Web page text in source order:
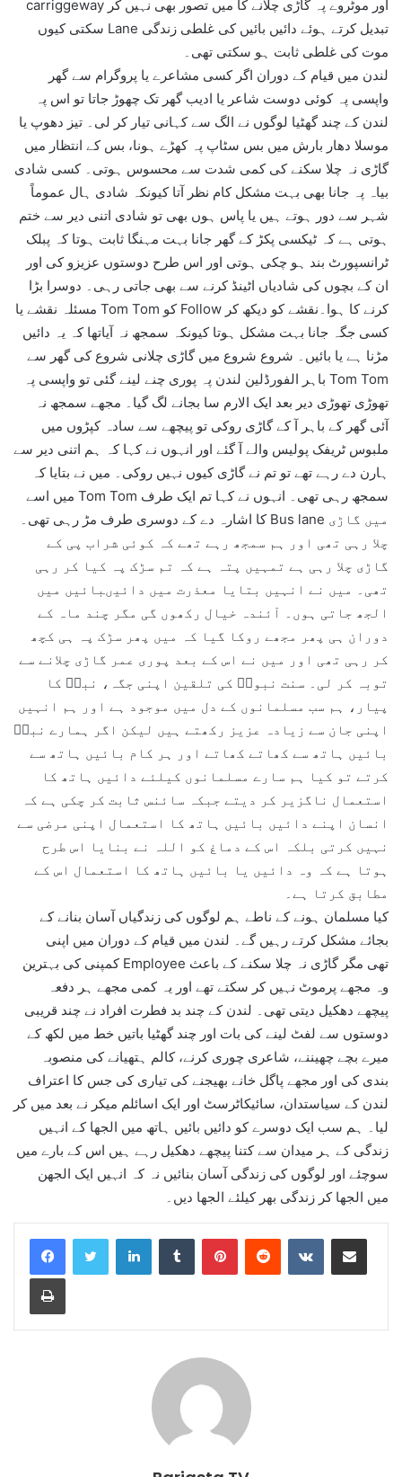
carriggeway اور موٹروے پہ گاڑی چلانے کا میں تصور بھی نہیں کر
سکتی کیوں Lane تبدیل کرتے ہوئے دائیں بائیں کی غلطی زندگی
موت کی غلطی ثابت ہو سکتی تھی۔
لندن میں قیام کے دوران اگر کسی مشاعرے یا پروگرام سے گھر
واپسی پہ کوئی دوست شاعر یا ادیب گھر تک چھوڑ جاتا تو اس پہ
لندن کے چند گھٹیا لوگوں نے الگ سے کہانی تیار کر لی۔ تیز دھوپ یا
موسلا دھار بارش میں بس سٹاپ پہ کھڑے ہونا، بس کے انتظار میں
گاڑی نہ چلا سکنے کی کمی شدت سے محسوس ہوتی۔ کسی شادی
بیاہ پہ جانا بھی بہت مشکل کام نظر آتا کیونکہ شادی ہال عموماً
شہر سے دور ہوتے ہیں یا پاس ہوں بھی تو شادی اتنی دیر سے ختم
ہوتی ہے کہ ٹیکسی پکڑ کے گھر جانا بہت مہنگا ثابت ہوتا کہ پبلک
ٹرانسپورٹ بند ہو چکی ہوتی اور اس طرح دوستوں عزیزو کی اور
ان کے بچوں کی شادیاں اٹینڈ کرنے سے بھی جاتی رہی۔ دوسرا بڑا
مسئلہ نقشے یا Tom Tom کو Follow کرنے کا ہوا۔نقشے کو دیکھ کر
کسی جگہ جانا بہت مشکل ہوتا کیونکہ سمجھ نہ آیاتھا کہ یہ دائیں
مڑنا ہے یا بائیں۔ شروع شروع میں گاڑی چلانی شروع کی گھر سے
باہر الفورڈلین لندن پہ پوری چنے لینے گئی تو واپسی پہ Tom Tom
تھوڑی تھوڑی دیر بعد ایک الارم سا بجانے لگ گیا۔ مجھے سمجھ نہ
آئی گھر کے باہر آ کے گاڑی روکی تو پیچھے سے سادہ کپڑوں میں
ملبوس ٹریفک پولیس والے آ گئے اور انہوں نے کہا کہ ہم اتنی دیر سے
ہارن دے رہے تھے تو تم نے گاڑی کیوں نہیں روکی۔ میں نے بتایا کہ
میں اسے Tom Tom سمجھ رہی تھی۔ انہوں نے کہا تم ایک طرف
کا اشارہ دے کے دوسری طرف مڑ رہی تھی۔ Bus lane میں گاڑی
چلا رہی تھی اور ہم سمجھ رہے تھے کہ کوئی شراب پی کے
گاڑی چلا رہی ہے تمہیں پتہ ہے کہ تم سڑک پہ کیا کر رہی
تھی۔ میں نے انہیں بتایا معذرت میں دائیںبائیں میں
الجھ جاتی ہوں۔ آئندہ خیال رکھوں گی مگر چند ماہ کے
دوران ہی پھر مجھے روکا گیا کہ میں پھر سڑک پہ ہی کچھ
کر رہی تھی اور میں نے اس کے بعد پوری عمر گاڑی چلانے سے
توبہ کر لی۔ سنت نبویۖ کی تلقین اپنی جگہ، نبیۖ کا
پیار، ہم سب مسلمانوں کے دل میں موجود ہے اور ہم انہیں
اپنی جان سے زیادہ عزیز رکھتے ہیں لیکن اگر ہمارے نبیۖ
بائیں ہاتھ سے کھاتے کھاتے اور ہر کام بائیں ہاتھ سے
کرتے تو کیا ہم سارے مسلمانوں کیلئے دائیں ہاتھ کا
استعمال ناگزیر کر دیتے جبکہ سائنس ثابت کر چکی ہے کہ
انسان اپنے دائیں بائیں ہاتھ کا استعمال اپنی مرضی سے
نہیں کرتی بلکہ اس کے دماغ کو اللہ نے بنایا اس طرح
ہوتا ہے کہ وہ دائیں یا بائیں ہاتھ کا استعمال اس کے
مطابق کرتا ہے۔
کیا مسلمان ہونے کے ناطے ہم لوگوں کی زندگیاں آسان بنانے کے
بجائے مشکل کرتے رہیں گے۔ لندن میں قیام کے دوران میں اپنی
کمپنی کی بہترین Employee تھی مگر گاڑی نہ چلا سکنے کے باعث
وہ مجھے پرموٹ نہیں کر سکتے تھے اور یہ کمی مجھے ہر دفعہ
پیچھے دھکیل دیتی تھی۔ لندن کے چند بد فطرت افراد نے چند قریبی
دوستوں سے لفٹ لینے کی بات اور چند گھٹیا باتیں خط میں لکھ کے
میرے بچے چھیننے، شاعری چوری کرنے، کالم ہتھیانے کی منصوبہ
بندی کی اور مجھے پاگل خانے بھیجنے کی تیاری کی جس کا اعتراف
لندن کے سیاستدان، سائیکاٹرسٹ اور ایک اسائلم میکر نے بعد میں کر
لیا۔ ہم سب ایک دوسرے کو دائیں بائیں ہاتھ میں الجھا کے انہیں
زندگی کے ہر میدان سے کتنا پیچھے دھکیل رہے ہیں اس کے بارے میں
سوچئے اور لوگوں کی زندگی آسان بنائیں نہ کہ انہیں ایک الجھن
میں الجھا کر زندگی بھر کیلئے الجھا دیں۔
LinkedInTumblr PinterestReddit VKontakteShare via Email
Print